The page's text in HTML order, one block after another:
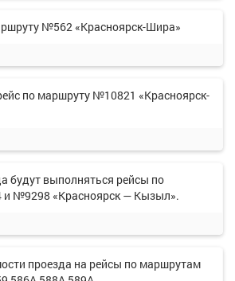
№562 «Красноярск-Шира»
по маршруту №10821 «Красноярск-
будут выполняться рейсы по
№9298 «Красноярск — Кызыл».
проезда на рейсы по маршрутам